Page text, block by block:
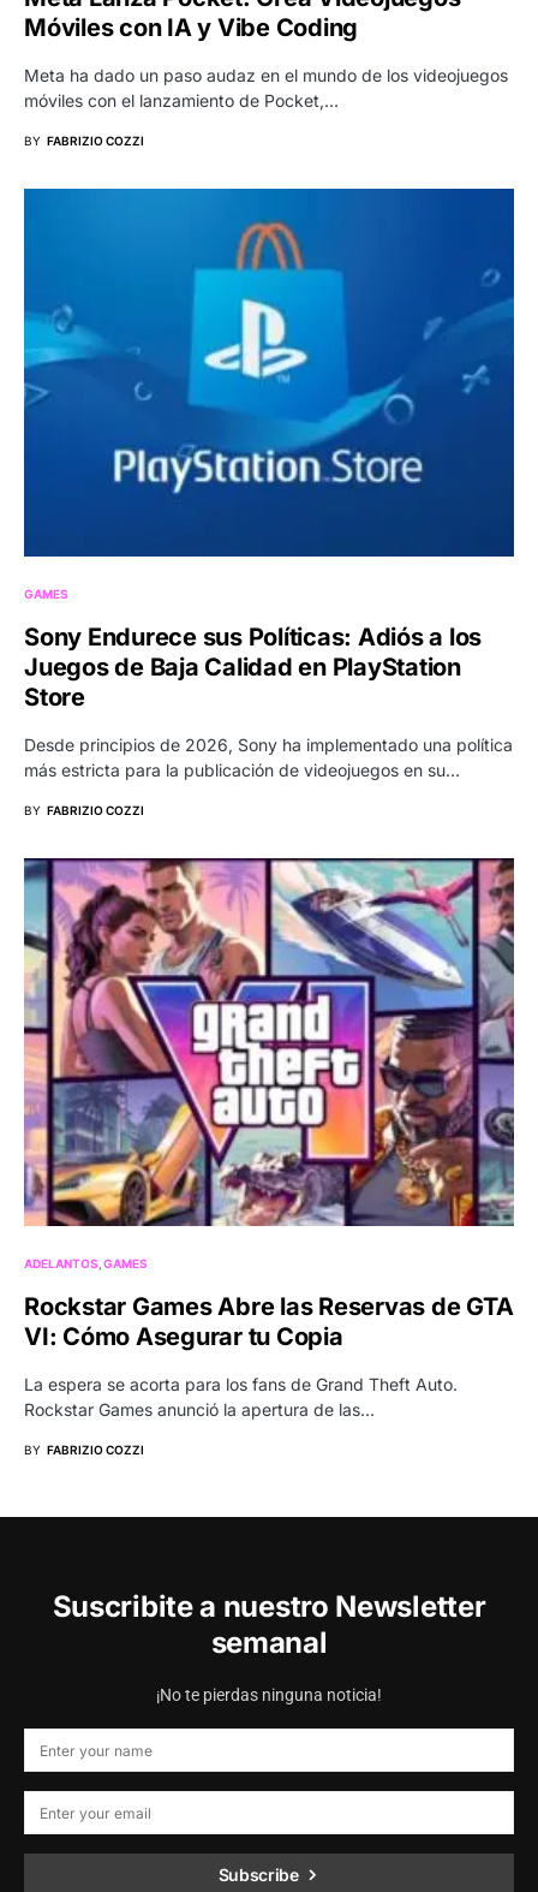
Móviles con IA y Vibe Coding
Meta ha dado un paso audaz en el mundo de los videojuegos
móviles con el lanzamiento de Pocket,…
BY FABRIZIO COZZI
GAMES
Sony Endurece sus Políticas: Adiós a los
Juegos de Baja Calidad en PlayStation
Store
Desde principios de 2026, Sony ha implementado una política
más estricta para la publicación de videojuegos en su…
BY FABRIZIO COZZI
ADELANTOS GAMES
Rockstar Games Abre las Reservas de GTA
VI: Cómo Asegurar tu Copia
La espera se acorta para los fans de Grand Theft Auto.
Rockstar Games anunció la apertura de las…
BY FABRIZIO COZZI
Suscribite a nuestro Newsletter
semanal
¡No te pierdas ninguna noticia!
Subscribe